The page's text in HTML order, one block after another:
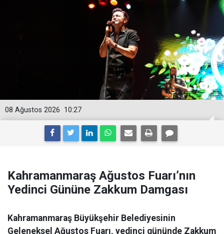
10:27
08 Ağustos 2026
Kahramanmaraş Ağustos Fuarı’nın
Yedinci Gününe Zakkum Damgası
Kahramanmaraş Büyükşehir Belediyesinin
Geleneksel Ağustos Fuarı, yedinci gününde Zakkum